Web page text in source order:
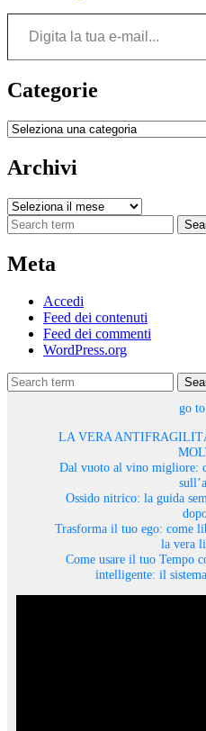
Digita la tua e-mail...
Categorie
Categorie
Archivi
Archivi
Meta
Accedi
Feed dei contenuti
Feed dei commenti
WordPress.org
go
LA VERA
Dal vuoto al vino migliore:
Ossido nitrico: la guida
Trasforma il tuo ego: come
la vera
Come usare il tuo Tempo
intelligente: il